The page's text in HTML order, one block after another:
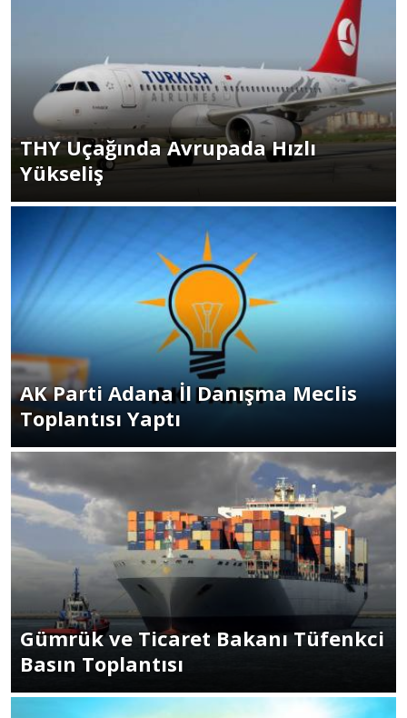
THY Uçağında Avrupada Hızlı
Yükseliş
AK Parti Adana İl Danışma Meclis
Toplantısı Yaptı
Gümrük ve Ticaret Bakanı Tüfenkci
Basın Toplantısı